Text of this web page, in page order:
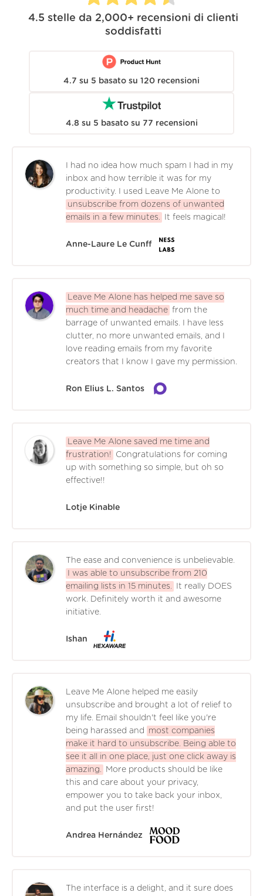
4.5 stelle da 2,000+ recensioni di clienti
soddisfatti
4.7 su 5 basato su 120 recensioni
4.8 su 5 basato su 77 recensioni
I had no idea how much spam I had in my
inbox and how terrible it was for my
productivity. I used Leave Me Alone to
unsubscribe from dozens of unwanted
emails in a few minutes.
It feels magical!
Anne-Laure Le Cunff
Leave Me Alone has helped me save so
much time and headache from the
barrage of unwanted emails. I have less
clutter, no more unwanted emails, and I
love reading emails from my favorite
creators that I know I gave my permission.
Ron Elius L. Santos
Leave Me Alone saved me time and
frustration!
Congratulations for coming
up with something so simple, but oh so
effective!!
Lotje Kinable
The ease and convenience is unbelievable.
I was able to unsubscribe from 210
emailing lists in 15 minutes.
It really DOES
work. Definitely worth it and awesome
initiative.
Ishan
Leave Me Alone helped me easily
unsubscribe and brought a lot of relief to
my life. Email shouldn't feel like you're
being harassed and
most companies
make it hard to unsubscribe. Being able to
see it all in one place, just one click away is
amazing.
More products should be like
this and care about your privacy,
empower you to take back your inbox,
and put the user first!
Andrea Hernández
The interface is a delight, and it sure does